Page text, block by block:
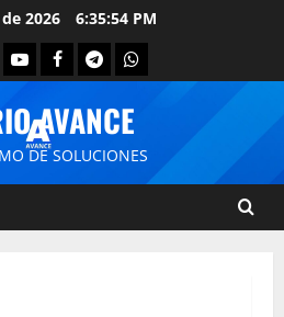
2026 6:35:54 PM
AVANCE
DE SOLUCIONES